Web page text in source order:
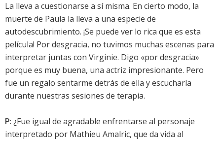
La lleva a cuestionarse a sí misma. En cierto modo, la
muerte de Paula la lleva a una especie de
autodescubrimiento. ¡Se puede ver lo rica que es esta
película! Por desgracia, no tuvimos muchas escenas para
interpretar juntas con Virginie. Digo «por desgracia»
porque es muy buena, una actriz impresionante. Pero
fue un regalo sentarme detrás de ella y escucharla
durante nuestras sesiones de terapia.
P: ¿Fue igual de agradable enfrentarse al personaje
interpretado por Mathieu Amalric, que da vida al